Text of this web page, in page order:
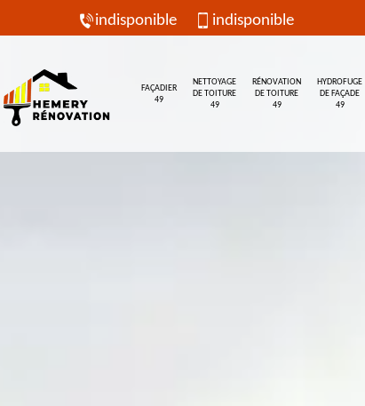
indisponible indisponible
FAÇADIER
49
NETTOYAGE
DE TOITURE
49
RÉNOVATION
DE TOITURE
49
HYDROFUGE
DE FAÇADE
49